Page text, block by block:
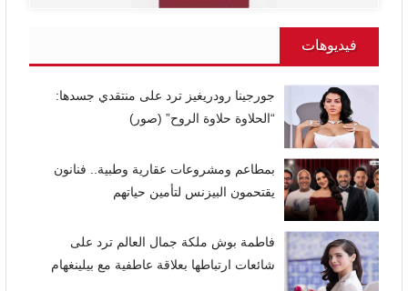
فيديوهات
جورجينا رودريغيز ترد على منتقدي جسدها:
“الحلاوة حلاوة الروح” (صور)
بمطاعم ومشروعات عقارية وطبية.. فنانون
يقتحمون البيزنس لتأمين حياتهم
فاطمة بوش ملكة جمال العالم ترد على
شائعات ارتباطها بعلاقة عاطفية مع بيلينغهام